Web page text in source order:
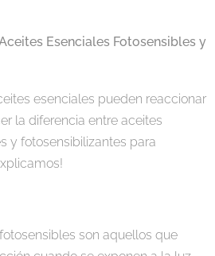
Esenciales Fotosensibles y
esenciales pueden reaccionar
la diferencia entre aceites
y fotosensibilizantes para
son aquellos que